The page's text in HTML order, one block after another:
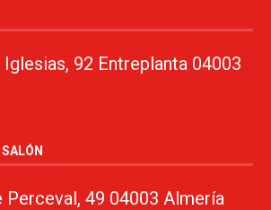
92 Entreplanta 04003
Perceval, 49 04003 Almería